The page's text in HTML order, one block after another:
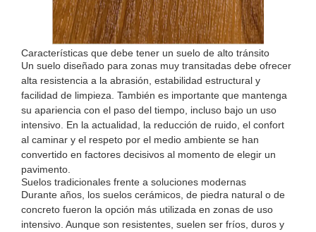
Características que debe tener un suelo de alto tránsito
Un suelo diseñado para zonas muy transitadas debe ofrecer
alta resistencia a la abrasión, estabilidad estructural y
facilidad de limpieza. También es importante que mantenga
su apariencia con el paso del tiempo, incluso bajo un uso
intensivo. En la actualidad, la reducción de ruido, el confort
al caminar y el respeto por el medio ambiente se han
convertido en factores decisivos al momento de elegir un
pavimento.
Suelos tradicionales frente a soluciones modernas
Durante años, los suelos cerámicos, de piedra natural o de
concreto fueron la opción más utilizada en zonas de uso
intensivo. Aunque son resistentes, suelen ser fríos, duros y